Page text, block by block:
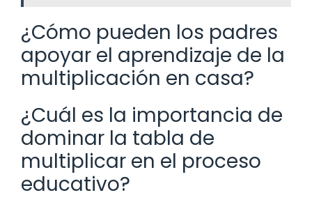
¿Cómo pueden los padres
apoyar el aprendizaje de la
multiplicación en casa?
¿Cuál es la importancia de
dominar la tabla de
multiplicar en el proceso
educativo?